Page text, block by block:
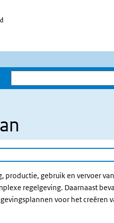
productie, gebruik en vervoer
regelgeving. Daarnaast
voor het creëren